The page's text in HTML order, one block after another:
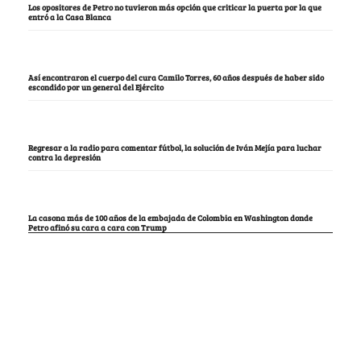
Los opositores de Petro no tuvieron más opción que criticar la puerta por la que
entró a la Casa Blanca
Así encontraron el cuerpo del cura Camilo Torres, 60 años después de haber sido
escondido por un general del Ejército
Regresar a la radio para comentar fútbol, la solución de Iván Mejía para luchar
contra la depresión
La casona más de 100 años de la embajada de Colombia en Washington donde
Petro afinó su cara a cara con Trump